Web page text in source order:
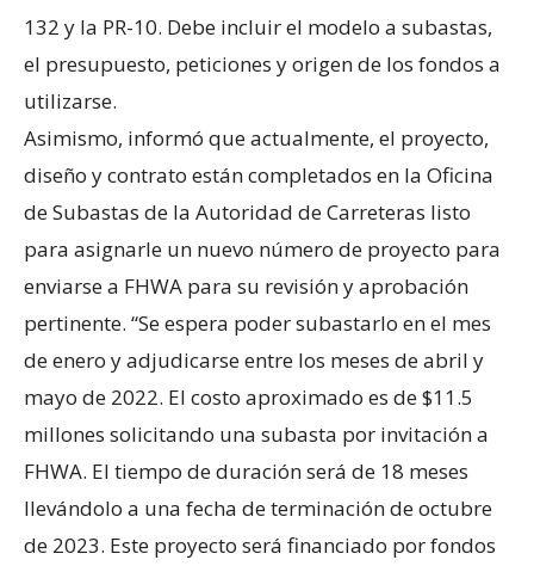
132 y la PR-10. Debe incluir el modelo a subastas,
el presupuesto, peticiones y origen de los fondos a
utilizarse.
Asimismo, informó que actualmente, el proyecto,
diseño y contrato están completados en la Oficina
de Subastas de la Autoridad de Carreteras listo
para asignarle un nuevo número de proyecto para
enviarse a FHWA para su revisión y aprobación
pertinente. “Se espera poder subastarlo en el mes
de enero y adjudicarse entre los meses de abril y
mayo de 2022. El costo aproximado es de $11.5
millones solicitando una subasta por invitación a
FHWA. El tiempo de duración será de 18 meses
llevándolo a una fecha de terminación de octubre
de 2023. Este proyecto será financiado por fondos